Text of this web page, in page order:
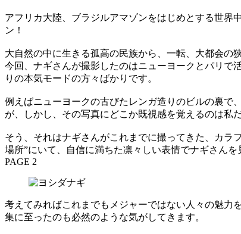
アフリカ大陸、ブラジルアマゾンをはじめとする世界
ン！
大自然の中に生きる孤高の民族から、一転、大都会の
今回、ナギさんが撮影したのはニューヨークとパリで
りの本気モードの方々ばかりです。
例えばニューヨークの古びたレンガ造りのビルの裏で
が、しかし、その写真にどこか既視感を覚えるのは私
そう、それはナギさんがこれまでに撮ってきた、カラ
場所”にいて、自信に満ちた凛々しい表情でナギさん
PAGE 2
考えてみればこれまでもメジャーではない人々の魅力
集に至ったのも必然のような気がしてきます。